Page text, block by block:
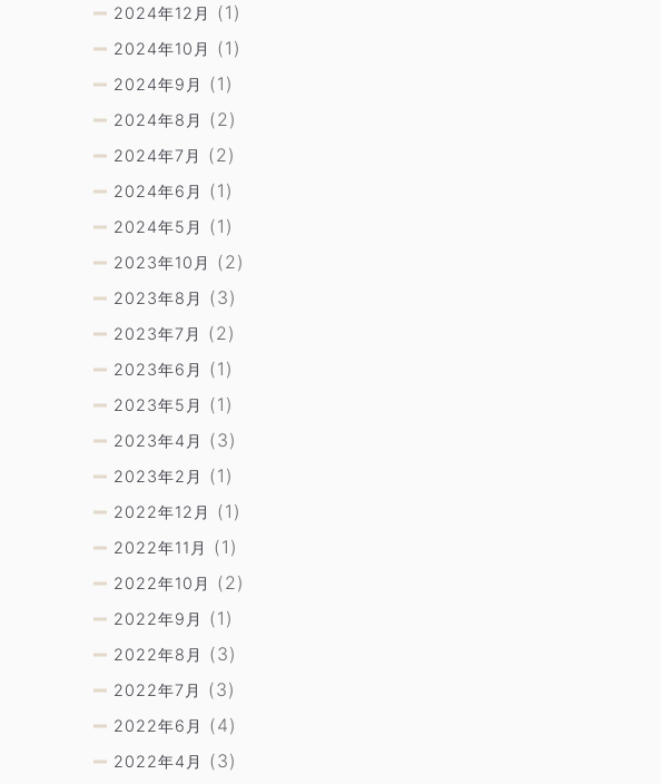
2024年12月 (1)
2024年10月 (1)
2024年9月 (1)
2024年8月 (2)
2024年7月 (2)
2024年6月 (1)
2024年5月 (1)
2023年10月 (2)
2023年8月 (3)
2023年7月 (2)
2023年6月 (1)
2023年5月 (1)
2023年4月 (3)
2023年2月 (1)
2022年12月 (1)
2022年11月 (1)
2022年10月 (2)
2022年9月 (1)
2022年8月 (3)
2022年7月 (3)
2022年6月 (4)
2022年4月 (3)